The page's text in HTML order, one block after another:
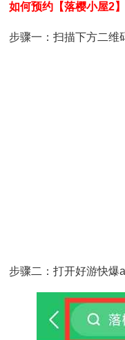
如何预约【落樱小屋2】
步骤一：扫描下方二维
步骤二：打开好游快爆